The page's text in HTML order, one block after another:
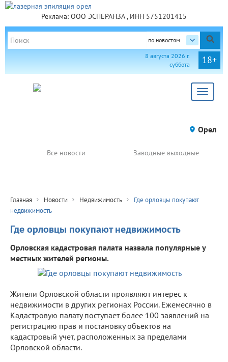
Реклама: ООО ЭСПЕРАНЗА , ИНН 5751201415
по новостям
18+
8 августа 2026 г.
суббота
Toggle
Орел
Все новости Заводные выходные
Главная Новости Недвижимость
Где орловцы покупают
недвижимость
Где орловцы покупают недвижимость
Орловская кадастровая палата назвала популярные у
местных жителей регионы.
Жители Орловской области проявляют интерес к
недвижимости в других регионах России. Ежемесячно в
Кадастровую палату поступает более 100 заявлений на
регистрацию прав и постановку объектов на
кадастровый учет, расположенных за пределами
Орловской области.